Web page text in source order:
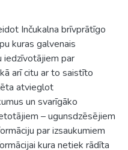
Inčukalna brīvprātīgo
kuras galvenais
iedzīvotājiem par
arī citu ar to saistīto
atvieglot
un svarīgāko
– ugunsdzēsējiem
par izsaukumiem
kura netiek rādīta